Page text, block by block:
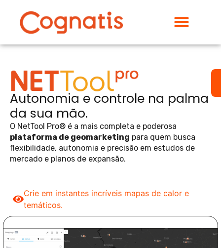
Autonomia e controle na palma
da sua mão.
O NetTool Pro® é a mais completa e poderosa
plataforma de geomarketing para quem busca
flexibilidade, autonomia e precisão em estudos de
mercado e planos de expansão.
Crie em instantes incríveis mapas de calor e
temáticos.